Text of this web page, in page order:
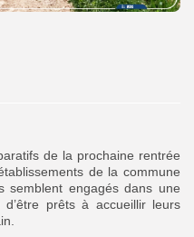
Search
Button
de la prochaine rentrée
de la commune
semblent engagés dans une
prêts à accueillir leurs